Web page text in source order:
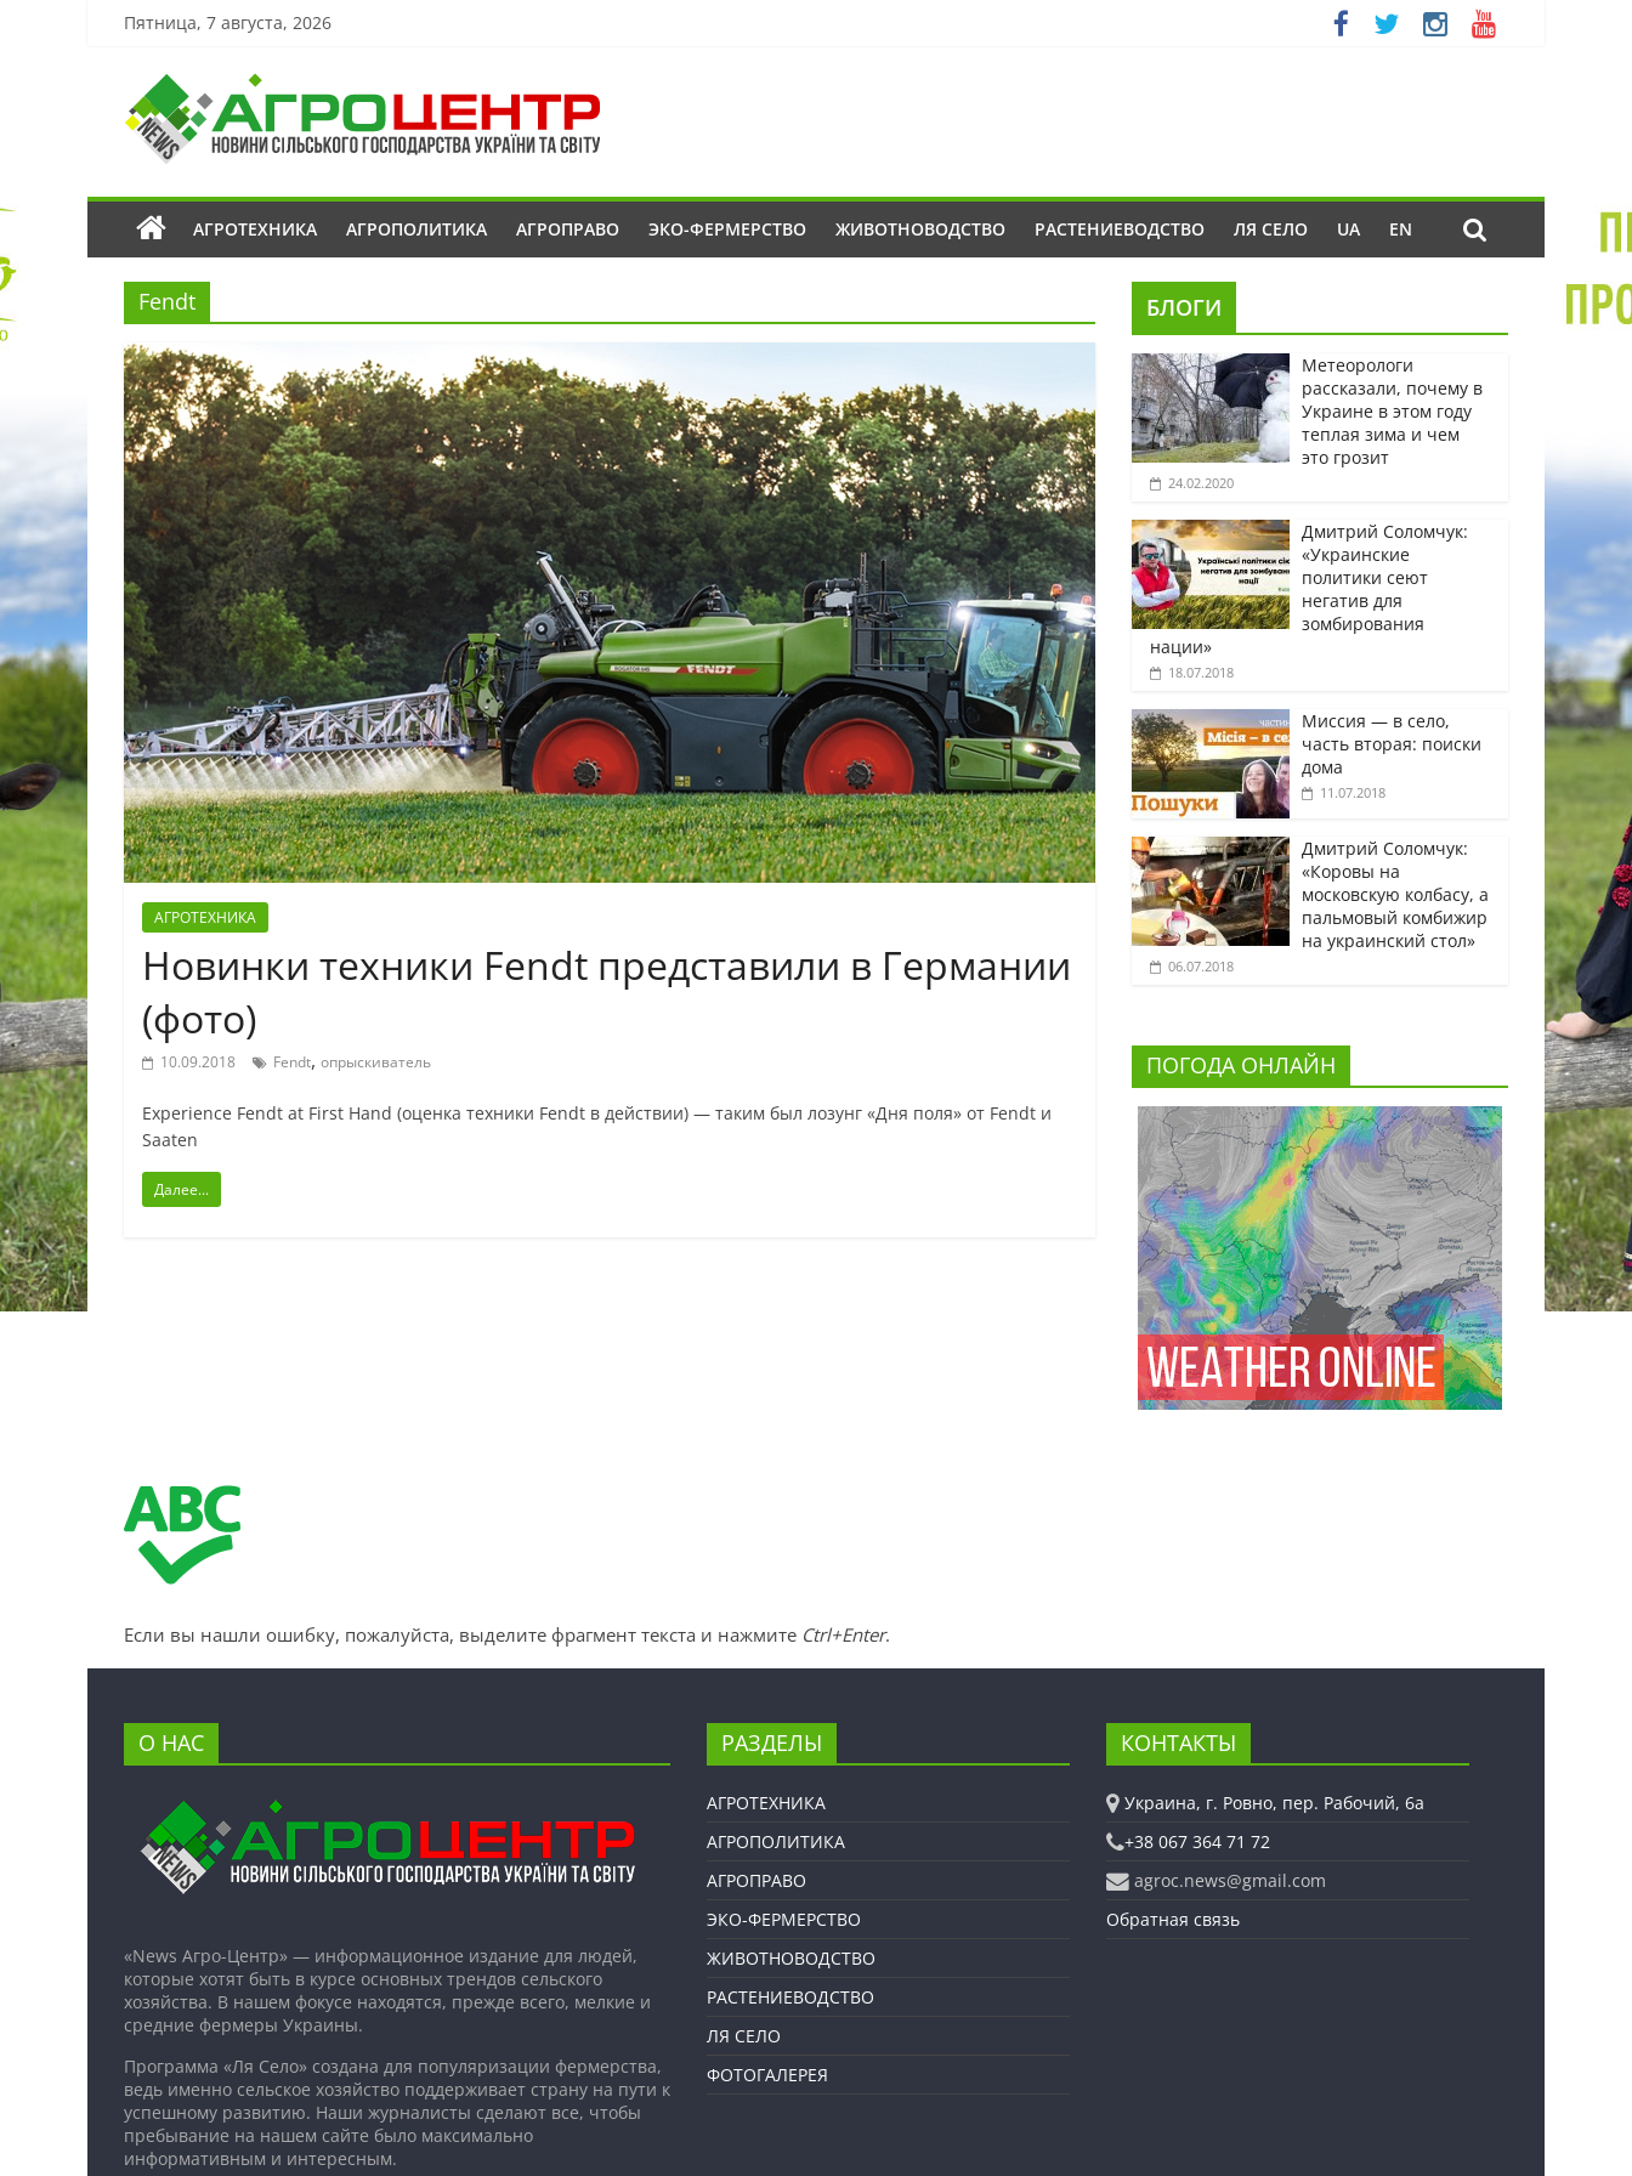
Пятница, 7 августа, 2026
АГРОТЕХНИКА АГРОПОЛИТИКА АГРОПРАВО ЭКО-ФЕРМЕРСТВО ЖИВОТНОВОДСТВО РАСТЕНИЕВОДСТВО ЛЯ СЕЛО UA EN
Fendt
АГРОТЕХНИКА
Новинки техники Fendt представили в Германии
(фото)
10.09.2018 Fendt, опрыскиватель
Experience Fendt at First Hand (оценка техники Fendt в действии) — таким был лозунг «Дня поля» от Fendt и
Saaten
Далее...
БЛОГИ
Метеорологи
рассказали, почему в
Украине в этом году
теплая зима и чем
это грозит
24.02.2020
Дмитрий Соломчук:
«Украинские
политики сеют
негатив для
зомбирования
нации»
18.07.2018
Миссия — в село,
часть вторая: поиски
дома
11.07.2018
Дмитрий Соломчук:
«Коровы на
московскую колбасу, а
пальмовый комбижир
на украинский стол»
06.07.2018
ПОГОДА ОНЛАЙН
Если вы нашли ошибку, пожалуйста, выделите фрагмент текста и нажмите Ctrl+Enter.
О НАС
«News Агро-Центр» — информационное издание для людей,
которые хотят быть в курсе основных трендов сельского
хозяйства. В нашем фокусе находятся, прежде всего, мелкие и
средние фермеры Украины.
Программа «Ля Село» создана для популяризации фермерства,
ведь именно сельское хозяйство поддерживает страну на пути к
успешному развитию. Наши журналисты сделают все, чтобы
пребывание на нашем сайте было максимально
информативным и интересным.
РАЗДЕЛЫ
АГРОТЕХНИКА
АГРОПОЛИТИКА
АГРОПРАВО
ЭКО-ФЕРМЕРСТВО
ЖИВОТНОВОДСТВО
РАСТЕНИЕВОДСТВО
ЛЯ СЕЛО
ФОТОГАЛЕРЕЯ
КОНТАКТЫ
Украина, г. Ровно, пер. Рабочий, 6а
+38 067 364 71 72
agroc.news@gmail.com
Обратная связь